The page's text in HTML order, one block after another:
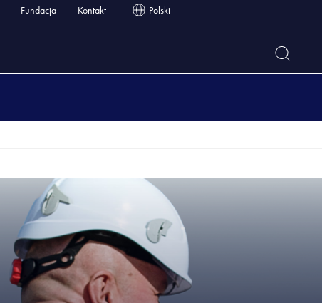
Fundacja Kontakt Polski